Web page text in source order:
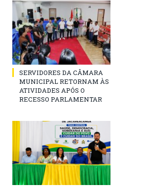
SERVIDORES DA CÂMARA
MUNICIPAL RETORNAM ÀS
ATIVIDADES APÓS O
RECESSO PARLAMENTAR